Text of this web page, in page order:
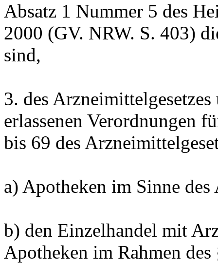
Absatz 1 Nummer 5 des
2000 (GV. NRW. S. 403)
sind,
3. des
erlassenen Verordnungen
bis 69 des
a) Apotheken im Sinne des
b) den Einzelhandel mit
Apotheken im Rahmen